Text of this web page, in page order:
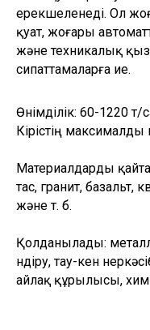
ерекшеленеді. Ол
қуат, жоғары
және техникалық
сипаттамаларға ие.
Өнімділік: 60-1220 т/
Кірістің
Материалдарды
тас, гранит, базальт,
және т. б.
Қолданылады:
өндіру, тау-кен
айлақ құрылысы,